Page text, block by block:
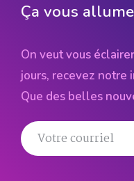
Ça vous
On veut vous
jours, recevez notre
Que des belles